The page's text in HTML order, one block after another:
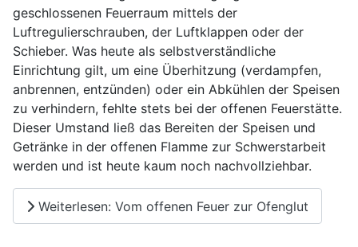
geschlossenen Feuerraum mittels der
Luftregulierschrauben, der Luftklappen oder der
Schieber. Was heute als selbstverständliche
Einrichtung gilt, um eine Überhitzung (verdampfen,
anbrennen, entzünden) oder ein Abkühlen der Speisen
zu verhindern, fehlte stets bei der offenen Feuerstätte.
Dieser Umstand ließ das Bereiten der Speisen und
Getränke in der offenen Flamme zur Schwerstarbeit
werden und ist heute kaum noch nachvollziehbar.
Weiterlesen: Vom offenen Feuer zur Ofenglut